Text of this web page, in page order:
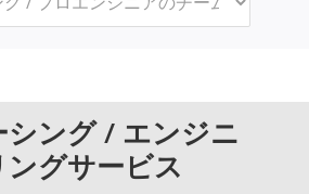
シング / エンジニ
ングサービス